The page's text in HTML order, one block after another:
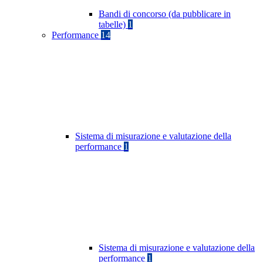
Bandi di concorso (da pubblicare in
tabelle) 1
Performance 14
Sistema di misurazione e valutazione della
performance 1
Sistema di misurazione e valutazione della
performance 1